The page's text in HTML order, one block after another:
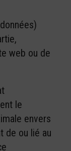
web ou de
le
envers
de ou lié au